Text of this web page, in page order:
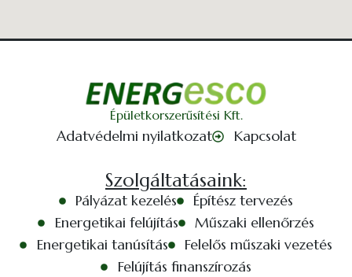
Épületkorszerűsítési Kft.
Adatvédelmi nyilatkozat Kapcsolat
Szolgáltatásaink:
Pályázat kezelés
Építész tervezés
Energetikai felújítás
Műszaki ellenőrzés
Energetikai tanúsítás
Felelős műszaki vezetés
Felújítás finanszírozás